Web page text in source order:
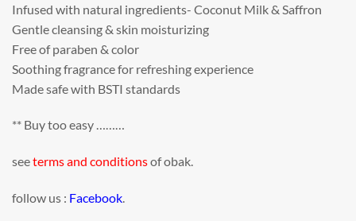
Infused with natural ingredients- Coconut Milk & Saffron
Gentle cleansing & skin moisturizing
Free of paraben & color
Soothing fragrance for refreshing experience
Made safe with BSTI standards
** Buy too easy ………
seeterms and conditionsof obak.
follow us : Facebook.